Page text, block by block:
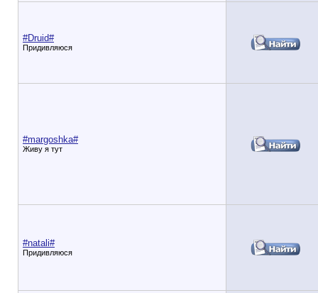
#Druid#
Придивляюся
#margoshka#
Живу я тут
#natali#
Придивляюся